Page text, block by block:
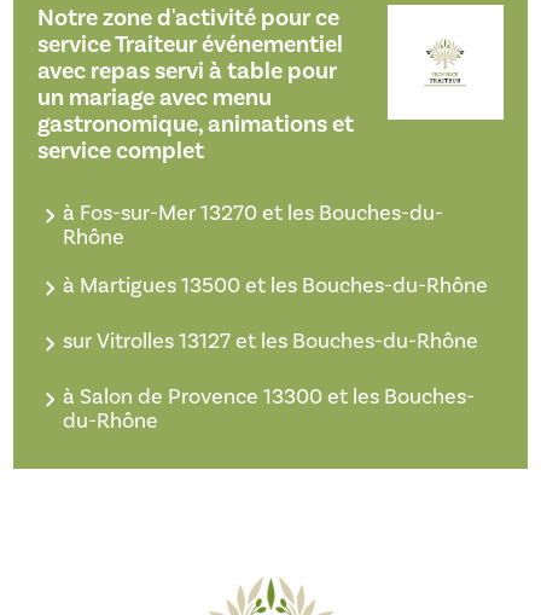
Notre zone d'activité pour ce
service Traiteur événementiel
avec repas servi à table pour
un mariage avec menu
gastronomique, animations et
service complet
à Fos-sur-Mer 13270 et les Bouches-du-
Rhône
à Martigues 13500 et les Bouches-du-Rhône
sur Vitrolles 13127 et les Bouches-du-Rhône
à Salon de Provence 13300 et les Bouches-
du-Rhône